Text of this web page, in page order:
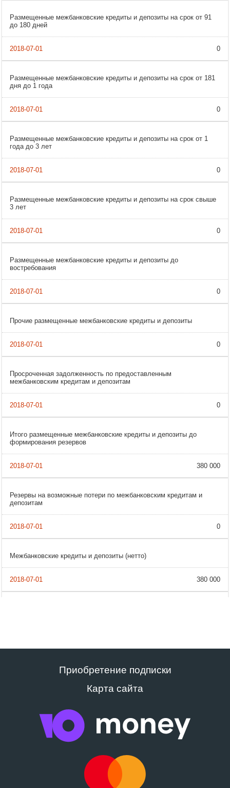
Размещенные межбанковские кредиты и депозиты на срок от 91
до 180 дней
0
Размещенные межбанковские кредиты и депозиты на срок от 181
дня до 1 года
0
Размещенные межбанковские кредиты и депозиты на срок от 1
года до 3 лет
0
Размещенные межбанковские кредиты и депозиты на срок свыше
3 лет
0
Размещенные межбанковские кредиты и депозиты до
востребования
0
Прочие размещенные межбанковские кредиты и депозиты
0
Просроченная задолженность по предоставленным
межбанковским кредитам и депозитам
0
Итого размещенные межбанковские кредиты и депозиты до
формирования резервов
380 000
Резервы на возможные потери по межбанковским кредитам и
депозитам
0
Межбанковские кредиты и депозиты (нетто)
380 000
Приобретение подписки
Карта сайта